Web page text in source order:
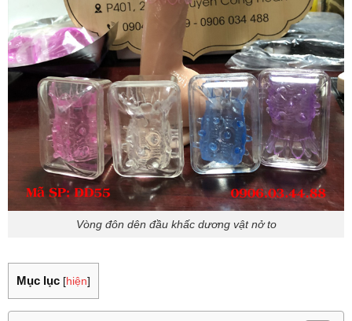
Vòng đôn dên đầu khấc dương vật nở to
Mục lục [hiện]